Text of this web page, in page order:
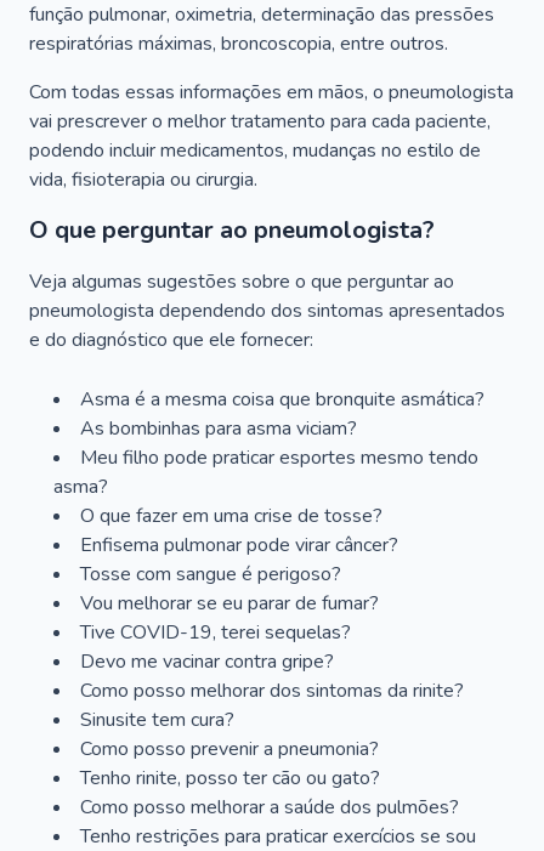
função pulmonar, oximetria, determinação das pressões
respiratórias máximas, broncoscopia, entre outros.
Com todas essas informações em mãos, o pneumologista
vai prescrever o melhor tratamento para cada paciente,
podendo incluir medicamentos, mudanças no estilo de
vida, fisioterapia ou cirurgia.
O que perguntar ao pneumologista?
Veja algumas sugestões sobre o que perguntar ao
pneumologista dependendo dos sintomas apresentados
e do diagnóstico que ele fornecer:
Asma é a mesma coisa que bronquite asmática?
As bombinhas para asma viciam?
Meu filho pode praticar esportes mesmo tendo
asma?
O que fazer em uma crise de tosse?
Enfisema pulmonar pode virar câncer?
Tosse com sangue é perigoso?
Vou melhorar se eu parar de fumar?
Tive COVID-19, terei sequelas?
Devo me vacinar contra gripe?
Como posso melhorar dos sintomas da rinite?
Sinusite tem cura?
Como posso prevenir a pneumonia?
Tenho rinite, posso ter cão ou gato?
Como posso melhorar a saúde dos pulmões?
Tenho restrições para praticar exercícios se sou